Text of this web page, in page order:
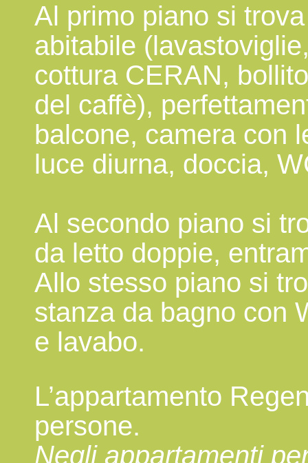
Al primo piano si
abitabile
cottura CERAN,
del caffè),
balcone, camera con
luce diurna, doccia,
Al secondo piano si
da letto doppie,
Allo stesso piano si
stanza da bagno con
e lavabo.
L’appartamento
persone.
Negli appartamenti